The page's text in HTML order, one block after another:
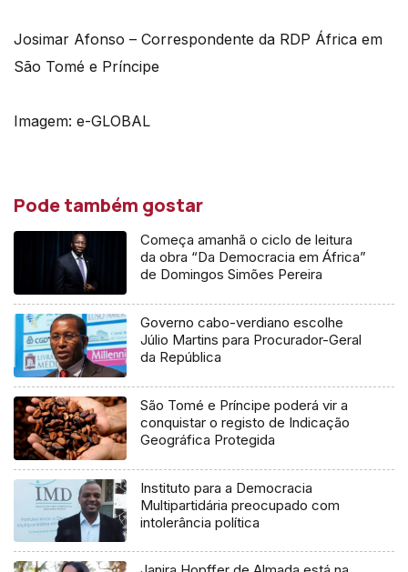
Josimar Afonso – Correspondente da RDP África em
São Tomé e Príncipe
Imagem: e-GLOBAL
Pode também gostar
Começa amanhã o ciclo de leitura
da obra “Da Democracia em África”
de Domingos Simões Pereira
Governo cabo-verdiano escolhe
Júlio Martins para Procurador-Geral
da República
São Tomé e Príncipe poderá vir a
conquistar o registo de Indicação
Geográfica Protegida
Instituto para a Democracia
Multipartidária preocupado com
intolerância política